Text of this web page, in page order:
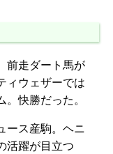
前走ダート馬が
ィウェザーでは
快勝だった。
ース産駒。ヘニ
活躍が目立つ